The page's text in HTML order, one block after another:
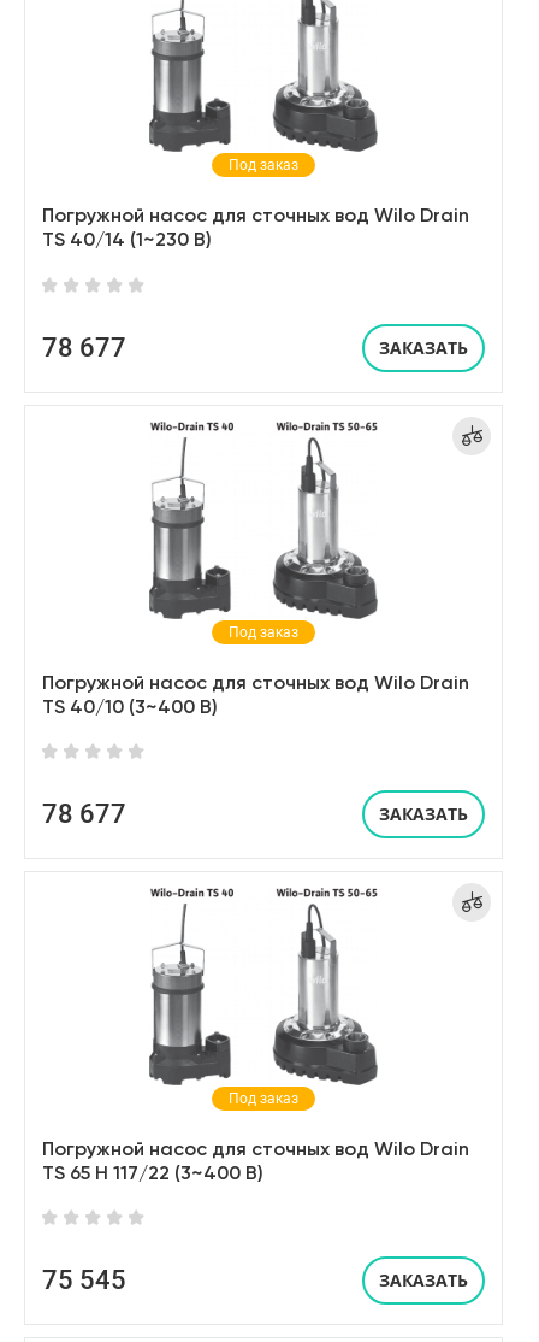
Под заказ
Погружной насос для сточных вод Wilo Drain
TS 40/14 (1~230 В)
78 677 ЗАКАЗАТЬ
Под заказ
Погружной насос для сточных вод Wilo Drain
TS 40/10 (3~400 В)
78 677 ЗАКАЗАТЬ
Под заказ
Погружной насос для сточных вод Wilo Drain
TS 65 H 117/22 (3~400 В)
75 545 ЗАКАЗАТЬ